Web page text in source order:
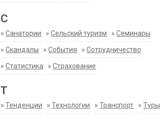
С
»Санатории »Сельский туризм »Семинары
»Скандалы »События »Сотрудничество
»Статистика »Страхование
Т
»Тенденции »Технологии »Транспорт »Туры